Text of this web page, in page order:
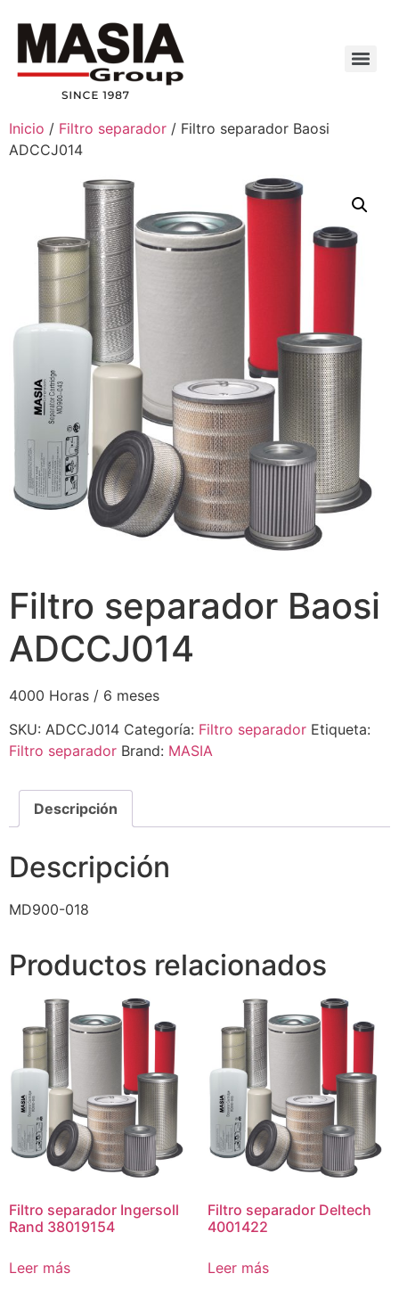
Inicio / Filtro separador / Filtro separador Baosi
ADCCJ014
Filtro separador Baosi
ADCCJ014
4000 Horas / 6 meses
SKU: ADCCJ014 Categoría: Filtro separador Etiqueta:
Filtro separador Brand: MASIA
Descripción
Descripción
MD900-018
Productos relacionados
Filtro separador Ingersoll
Rand 38019154
Leer más
Filtro separador Deltech
4001422
Leer más